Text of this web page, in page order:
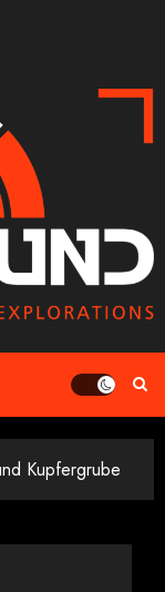
Kupfergrube